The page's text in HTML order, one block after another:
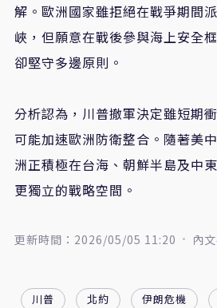
解。歐洲國家雖拒絕在戰爭期間
峽，但願意在戰後參與海上安全
卻堅守多邊原則。
分析認為，川普撤軍決定雖短期
可能加速歐洲防衛整合。隨著美
洲正積極在台海、朝鮮半島及中
更獨立的戰略空間。
更新時間：2026/05/05 11:20 內
川普 北約 伊朗危機